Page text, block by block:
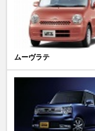
ムーヴラテ